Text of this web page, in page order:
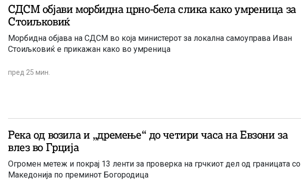
СДСМ објави морбидна црно-бела слика како умреница за
Стоиљковиќ
Морбидна објава на СДСМ во која министерот за локална самоуправа Иван
Стоиљковиќ е прикажан како во умреница
пред 25 мин.
Река од возила и „дремење“ до четири часа на Евзони за
влез во Грција
Огромен метеж и покрај 13 ленти за проверка на грчкиот дел од границата со
Македонија по преминот Богородица